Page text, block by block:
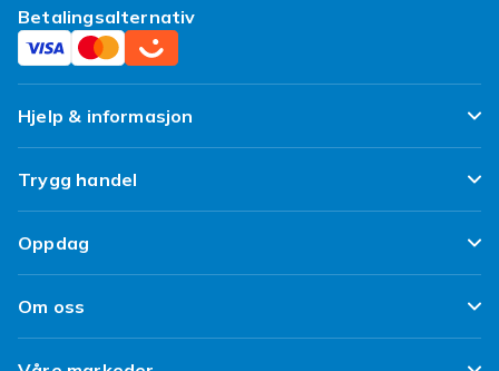
Betalingsalternativ
Hjelp & informasjon
Ofte stilte spørsmål
Spor pakken min
Angre & returner her
Leverering
Trygg handel
Fornøyd kunde-løfte
Kundeanmeldelser
Oppdag
Design dine egne klær
Design ditt eget mobildeksel
Om oss
Om Fyndiq